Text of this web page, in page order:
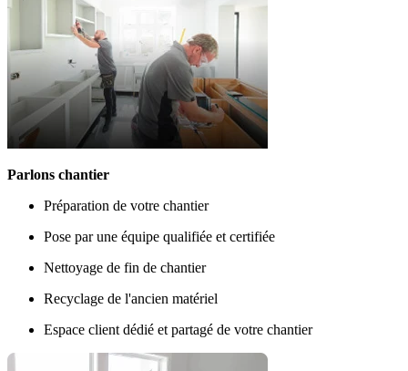
Parlons chantier
Préparation de votre chantier
Pose par une équipe qualifiée et certifiée
Nettoyage de fin de chantier
Recyclage de l'ancien matériel
Espace client dédié et partagé de votre chantier